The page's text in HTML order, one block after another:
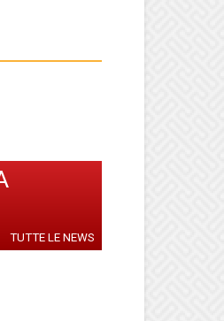
TUTTE LE NEWS